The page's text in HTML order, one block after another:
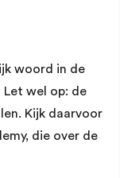
woord in de
Let wel op: de
Kijk daarvoor
die over de